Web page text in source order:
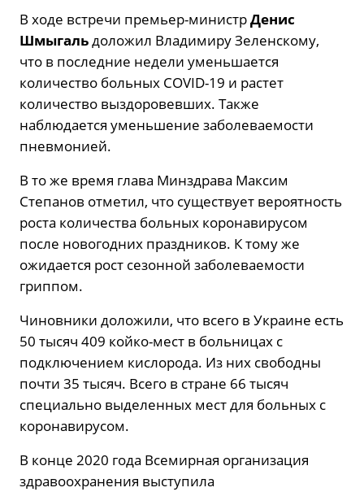
В ходе встречи премьер-министрДенис
Шмыгальдоложил Владимиру Зеленскому,
что в последние недели уменьшается
количество больных COVID-19 и растет
количество выздоровевших. Также
наблюдается уменьшение заболеваемости
пневмонией.
В то же время глава Минздрава Максим
Степанов отметил, что существует вероятность
роста количества больных коронавирусом
после новогодних праздников. К тому же
ожидается рост сезонной заболеваемости
гриппом.
Чиновники доложили, что всего в Украине есть
50 тысяч 409 койко-мест в больницах с
подключением кислорода. Из них свободны
почти 35 тысяч. Всего в стране 66 тысяч
специально выделенных мест для больных с
коронавирусом.
В конце 2020 года Всемирная организация
здравоохранения выступила